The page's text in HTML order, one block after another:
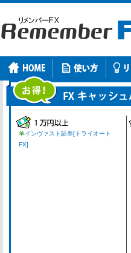
羊インヴァスト証券[トライオート
FX]